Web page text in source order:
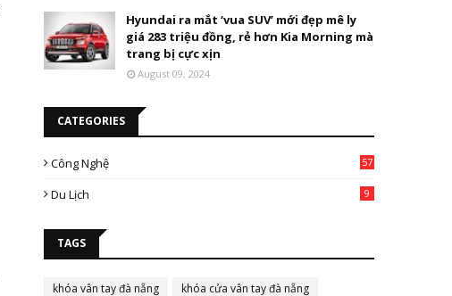
Hyundai ra mắt ‘vua SUV’ mới đẹp mê ly
giá 283 triệu đồng, rẻ hơn Kia Morning mà
trang bị cực xịn
August 09, 2024
CATEGORIES
Công Nghệ 57
Du Lịch 9
TAGS
khóa vân tay đà nẵng
khóa cửa vân tay đà nẵng